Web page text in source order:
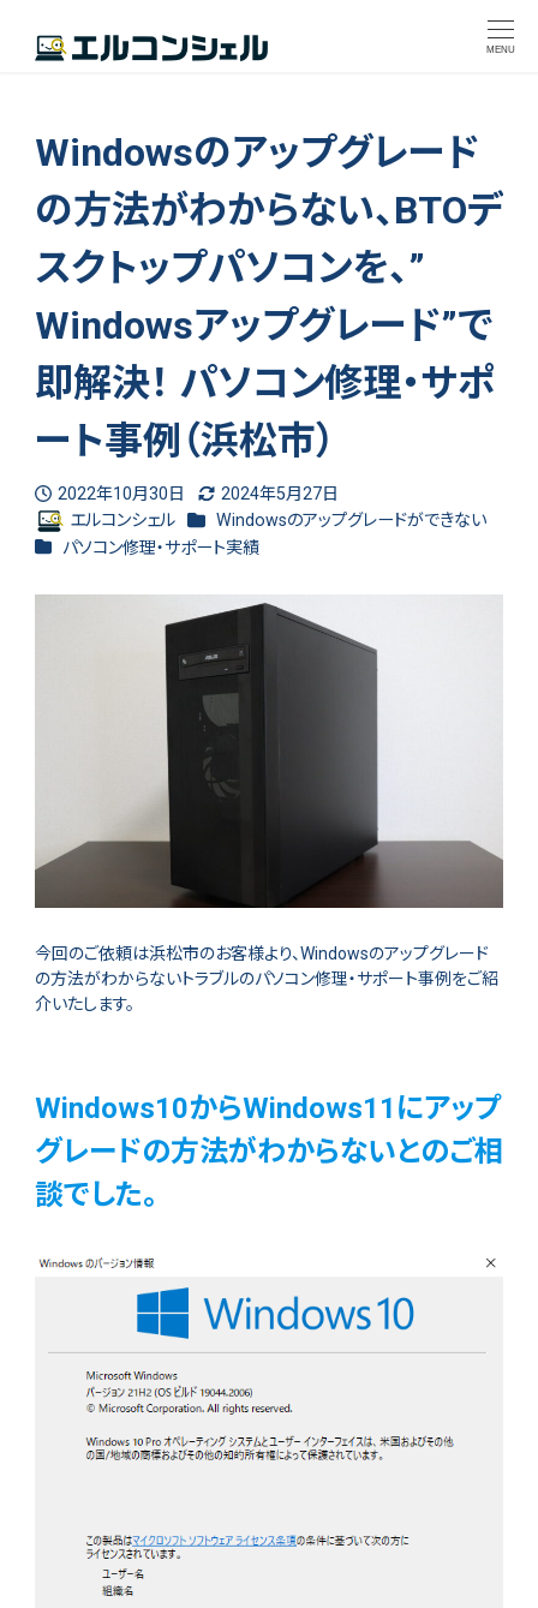
MENU
Windowsのアップグレード
の方法がわからない、BTOデ
スクトップパソコンを、”
Windowsアップグレード”で
即解決！ パソコン修理・サポ
ート事例（浜松市）
投稿日
2022年10月30日
更新日
2024年5月27日
著
者
エルコンシェル カテゴリー
Windowsのアップグレードができない
カテゴリー
パソコン修理・サポート実績
今回のご依頼は浜松市のお客様より、Windowsのアップグレード
の方法がわからないトラブルのパソコン修理・サポート事例をご紹
介いたします。
Windows10からWindows11にアップ
グレードの方法がわからないとのご相
談でした。